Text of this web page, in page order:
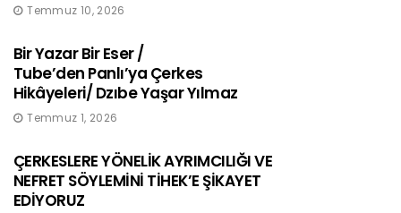
Temmuz 10, 2026
Bir Yazar Bir Eser /
Tube’den Panlı’ya Çerkes
Hikâyeleri/ Dzıbe Yaşar Yılmaz
Temmuz 1, 2026
ÇERKESLERE YÖNELİK AYRIMCILIĞI VE
NEFRET SÖYLEMİNİ TİHEK’E ŞİKAYET
EDİYORUZ